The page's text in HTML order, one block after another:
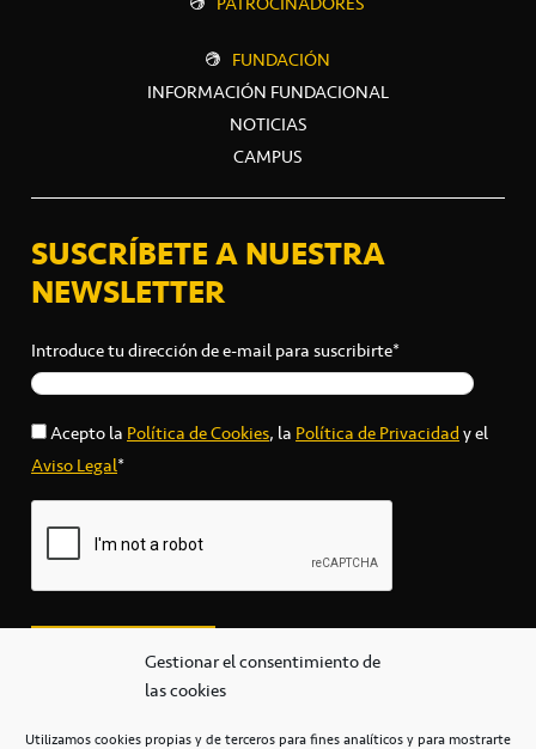
Gestionar el consentimiento de
las cookies
Utilizamos cookies propias y de terceros para fines analíticos y para mostrarte
FUNDACIÓN
INFORMACIÓN FUNDACIONAL
NOTICIAS
CAMPUS
SUSCRÍBETE A NUESTRA
NEWSLETTER
Introduce tu dirección de e-mail para suscribirte*
Acepto la Política de Cookies, la Política de Privacidady el
Aviso Legal*